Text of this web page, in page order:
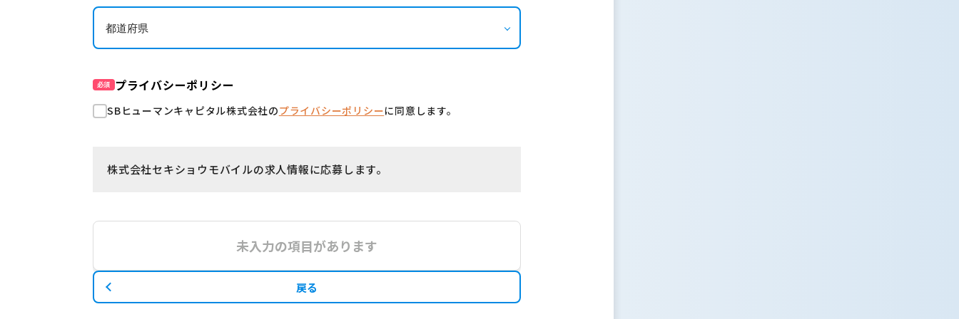
必須 プライバシーポリシー
SBヒューマンキャピタル株式会社のプライバシーポリシーに同意します。
株式会社セキショウモバイルの求人情報に応募します。
未入力の項目があります
戻る